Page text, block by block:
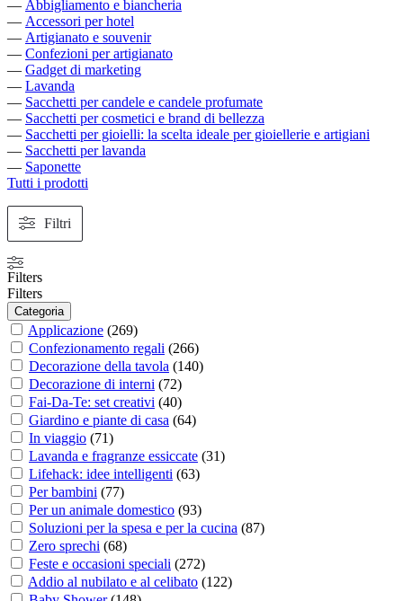
— Abbigliamento e biancheria
— Accessori per hotel
— Artigianato e souvenir
— Confezioni per artigianato
— Gadget di marketing
— Lavanda
— Sacchetti per candele e candele profumate
— Sacchetti per cosmetici e brand di bellezza
— Sacchetti per gioielli: la scelta ideale per gioiellerie e artigiani
— Sacchetti per lavanda
— Saponette
Tutti i prodotti
Filtri
Filters
Filters
Categoria
Applicazione (269)
Confezionamento regali (266)
Decorazione della tavola (140)
Decorazione di interni (72)
Fai-Da-Te: set creativi (40)
Giardino e piante di casa (64)
In viaggio (71)
Lavanda e fragranze essiccate (31)
Lifehack: idee intelligenti (63)
Per bambini (77)
Per un animale domestico (93)
Soluzioni per la spesa e per la cucina (87)
Zero sprechi (68)
Feste e occasioni speciali (272)
Addio al nubilato e al celibato (122)